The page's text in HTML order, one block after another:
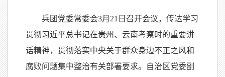
兵团党委常委会3月21日召开会议，传达学习
贯彻习近平总书记在贵州、云南考察时的重要讲
话精神，贯彻落实中央关于群众身边不正之风和
腐败问题集中整治有关部署要求。自治区党委副